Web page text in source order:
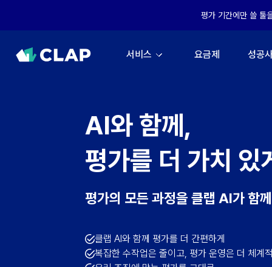
평가 기간에만 쓸 툴
서비스 요금제 성공
AI와 함께,
평가를 더 가치 있
평가의 모든 과정을 클랩 AI가 함
클랩 AI와 함께 평가를 더 간편하게
복잡한 수작업은 줄이고, 평가 운영은 더 체계